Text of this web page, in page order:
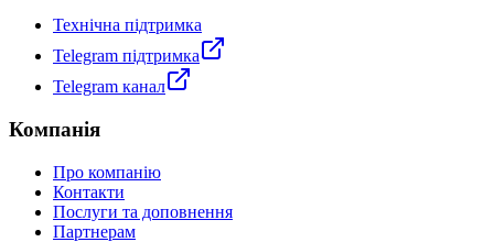
Технічна підтримка
Telegram підтримка
Telegram канал
Компанія
Про компанію
Контакти
Послуги та доповнення
Партнерам